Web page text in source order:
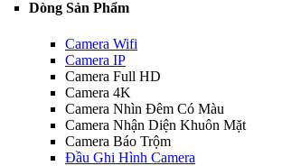
Dòng Sản Phẩm
Camera Wifi
Camera IP
Camera Full HD
Camera 4K
Camera Nhìn Đêm Có Màu
Camera Nhận Diện Khuôn Mặt
Camera Báo Trộm
Đầu Ghi Hình Camera